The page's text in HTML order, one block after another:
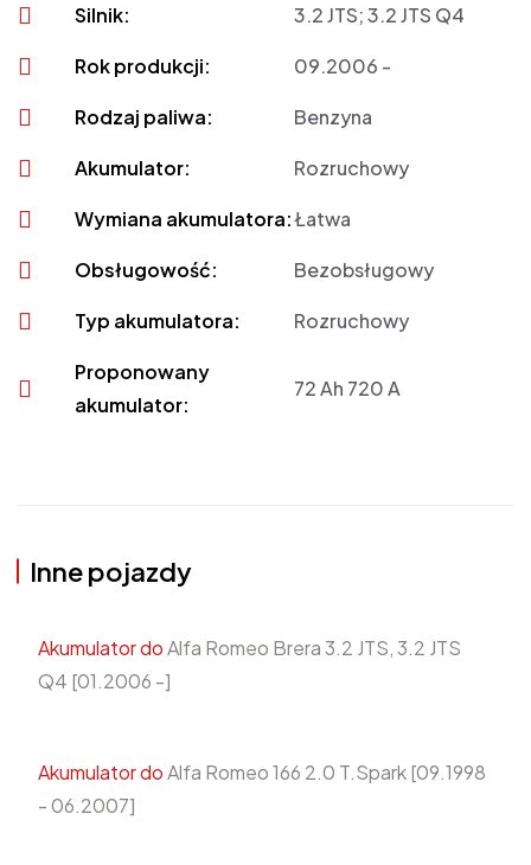
Silnik: 3.2 JTS; 3.2 JTS Q4
Rok produkcji: 09.2006 -
Rodzaj paliwa: Benzyna
Akumulator: Rozruchowy
Wymiana akumulatora:Łatwa
Obsługowość: Bezobsługowy
Typ akumulatora: Rozruchowy
Proponowany
akumulator:
72 Ah 720 A
Inne pojazdy
Akumulator doAlfa Romeo Brera 3.2 JTS, 3.2 JTS
Q4 [01.2006 -]
Akumulator doAlfa Romeo 166 2.0 T.Spark [09.1998
- 06.2007]